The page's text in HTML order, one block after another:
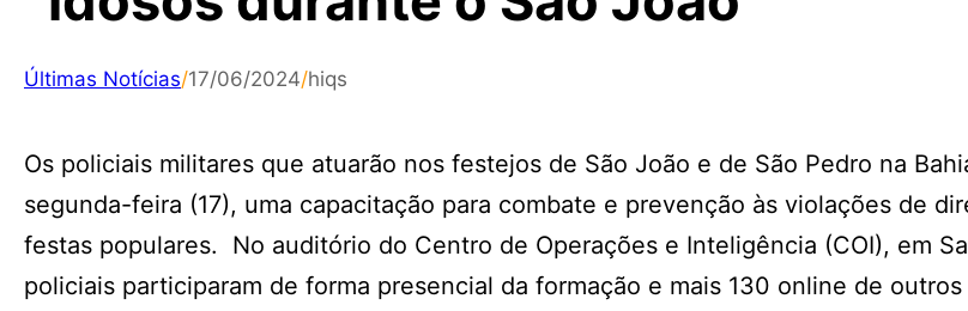
Últimas Notícias/17/06/2024/hiqs
Os policiais militares que atuarão nos festejos de São João e de São Pedro na
segunda-feira (17), uma capacitação para combate e prevenção às violações de
festas populares. No auditório do Centro de Operações e Inteligência (COI), em
policiais participaram de forma presencial da formação e mais 130 online de